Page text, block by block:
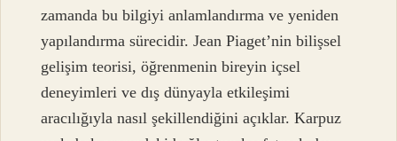
zamanda bu bilgiyi anlamlandırma ve yeniden
yapılandırma sürecidir. Jean Piaget’nin bilişsel
gelişim teorisi, öğrenmenin bireyin içsel
deneyimleri ve dış dünyayla etkileşimi
aracılığıyla nasıl şekillendiğini açıklar. Karpuz